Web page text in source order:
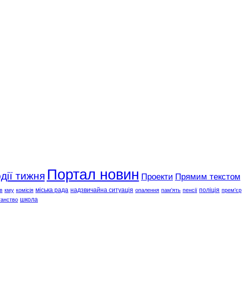
тижня Портал новин Проекти Прямим текстом
кму комісія міська рада надзвичайна ситуація опалення пам'ять пенсії поліція прем'єр
школа